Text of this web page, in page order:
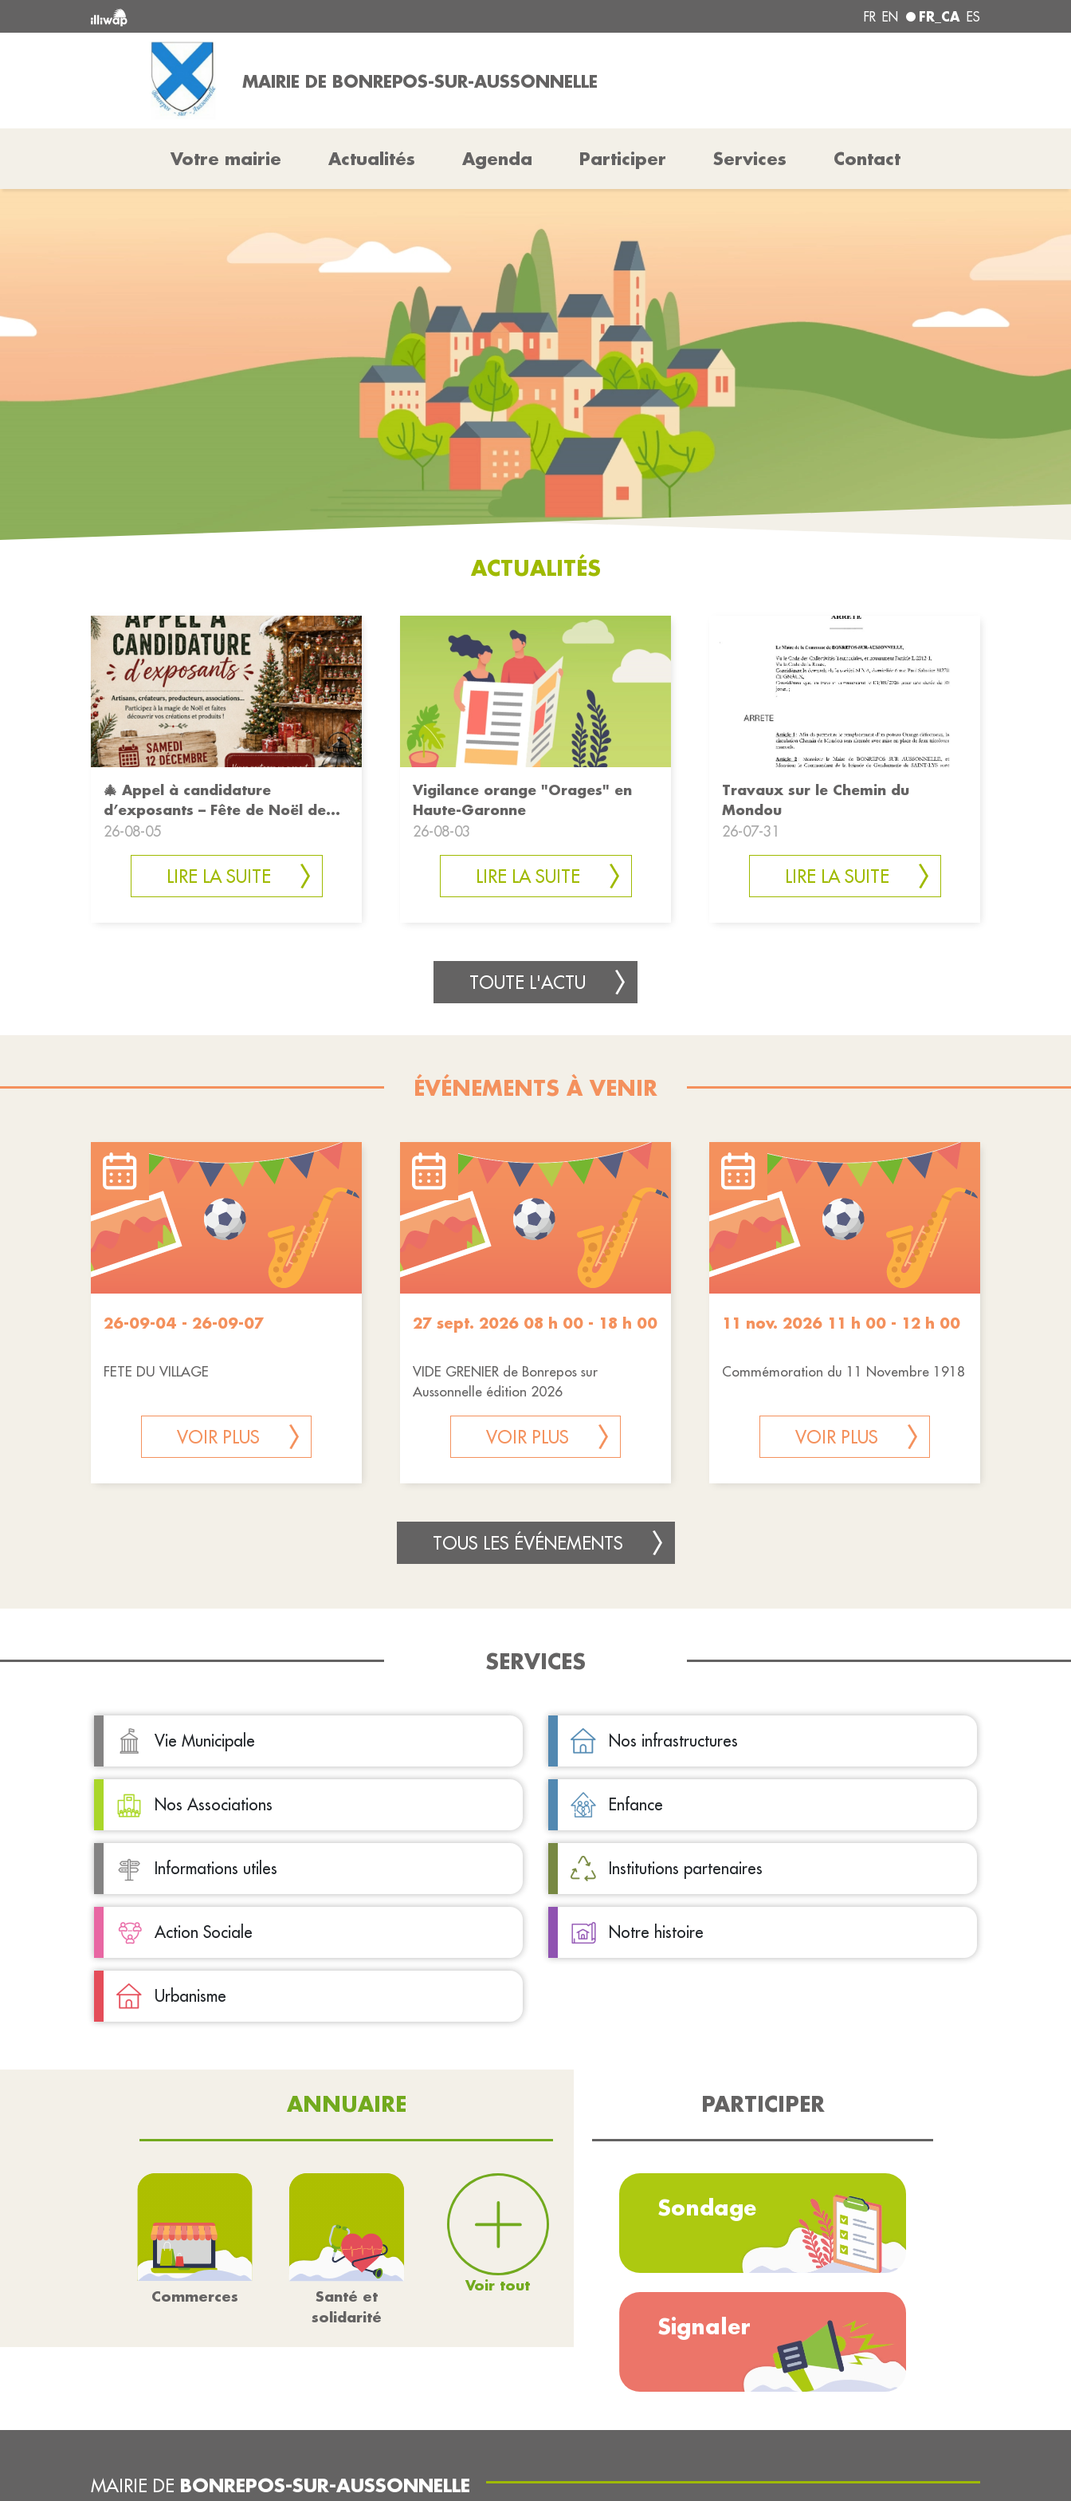
FR EN FR_CA ES
MAIRIE DE BONREPOS-SUR-AUSSONNELLE
Votre mairie Actualités Agenda Participer Services Contact
ACTUALITÉS
🎄 Appel à candidature
d’exposants – Fête de Noël de
Bonrepo
26-08-05
LIRE LA SUITE
Vigilance orange "Orages" en
Haute-Garonne
26-08-03
LIRE LA SUITE
Travaux sur le Chemin du
Mondou
26-07-31
LIRE LA SUITE
TOUTE L'ACTU
ÉVÉNEMENTS À VENIR
26-09-04 - 26-09-07
FETE DU VILLAGE
VOIR PLUS
27 sept. 2026 08 h 00 - 18 h 00
VIDE GRENIER de Bonrepos sur
Aussonnelle édition 2026
VOIR PLUS
11 nov. 2026 11 h 00 - 12 h 00
Commémoration du 11 Novembre 1918
VOIR PLUS
TOUS LES ÉVÉNEMENTS
SERVICES
Vie Municipale Nos infrastructures
Nos Associations Enfance
Informations utiles Institutions partenaires
Action Sociale Notre histoire
Urbanisme
ANNUAIRE
Commerces
Santé et
solidarité
Voir tout
PARTICIPER
Sondage
Signaler
MAIRIE DE BONREPOS-SUR-AUSSONNELLE